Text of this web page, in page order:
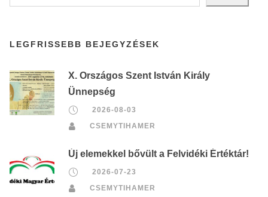
LEGFRISSEBB BEJEGYZÉSEK
X. Országos Szent István Király
Ünnepség
2026-08-03
CSEMYTIHAMER
Új elemekkel bővült a Felvidéki Értéktár!
2026-07-23
CSEMYTIHAMER